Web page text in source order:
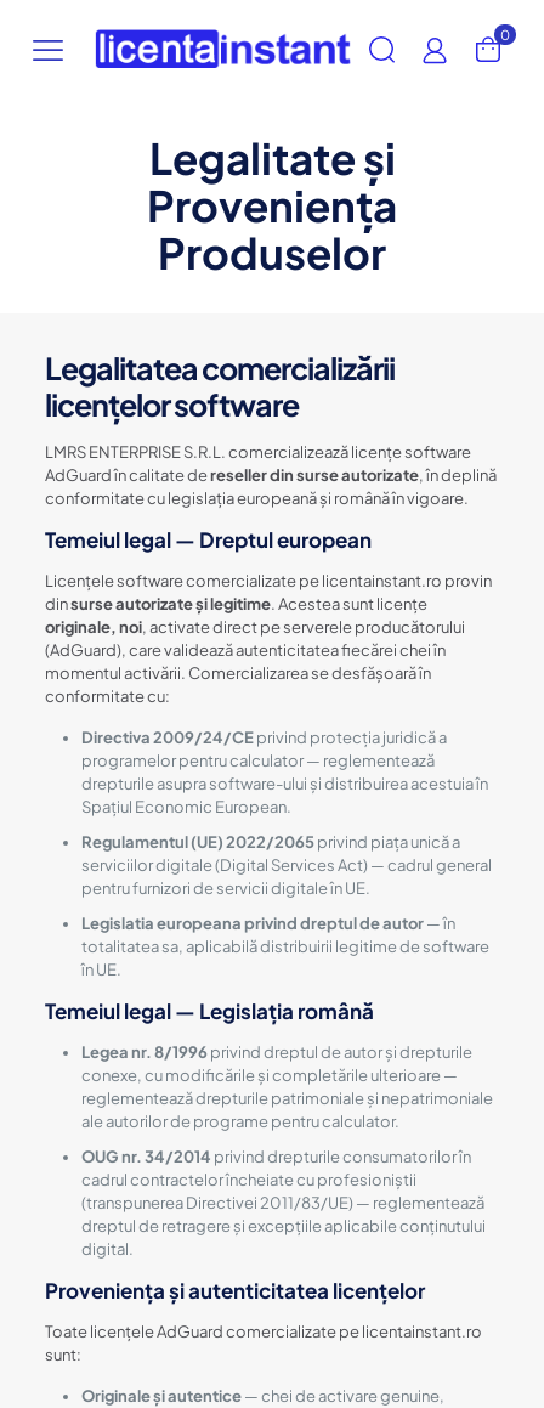
0
Legalitate și
Proveniența
Produselor
Legalitatea comercializării
licențelor software
LMRS ENTERPRISE S.R.L. comercializează licențe software
AdGuard în calitate dereseller din surse autorizate, în deplină
conformitate cu legislația europeană și română în vigoare.
Temeiul legal — Dreptul european
Licențele software comercializate pe licentainstant.ro provin
dinsurse autorizate și legitime. Acestea sunt licențe
originale, noi, activate direct pe serverele producătorului
(AdGuard), care validează autenticitatea fiecărei chei în
momentul activării. Comercializarea se desfășoară în
conformitate cu:
Directiva 2009/24/CEprivind protecția juridică a
programelor pentru calculator — reglementează
drepturile asupra software-ului și distribuirea acestuia în
Spațiul Economic European.
Regulamentul (UE) 2022/2065privind piața unică a
serviciilor digitale (Digital Services Act) — cadrul general
pentru furnizori de servicii digitale în UE.
Legislatia europeana privind dreptul de autor— în
totalitatea sa, aplicabilă distribuirii legitime de software
în UE.
Temeiul legal — Legislația română
Legea nr. 8/1996privind dreptul de autor și drepturile
conexe, cu modificările și completările ulterioare —
reglementează drepturile patrimoniale și nepatrimoniale
ale autorilor de programe pentru calculator.
OUG nr. 34/2014 privind drepturile consumatorilor în
cadrul contractelor încheiate cu profesioniștii
(transpunerea Directivei 2011/83/UE) — reglementează
dreptul de retragere și excepțiile aplicabile conținutului
digital.
Proveniența și autenticitatea licențelor
Toate licențele AdGuard comercializate pe licentainstant.ro
sunt:
Originale și autentice— chei de activare genuine,